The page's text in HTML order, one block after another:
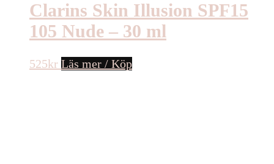
Clarins Skin Illusion SPF15
105 Nude – 30 ml
525kr Läs mer / Köp